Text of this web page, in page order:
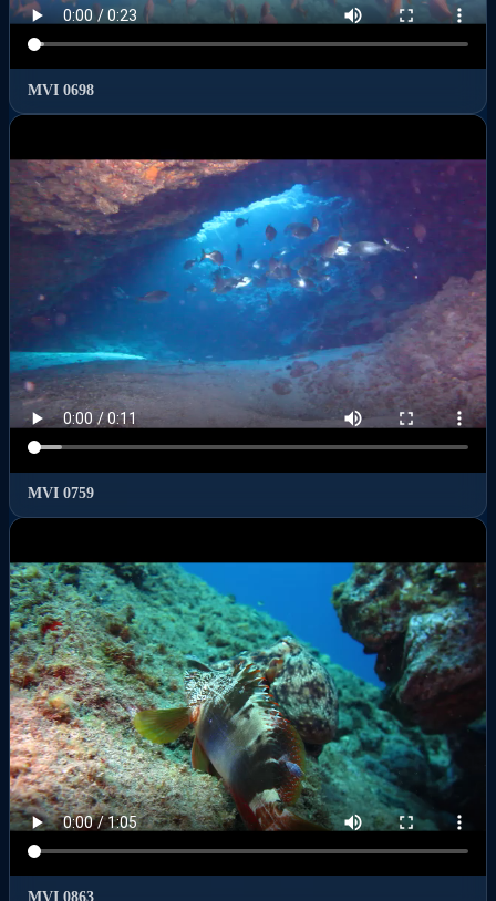
MVI 0698
MVI 0759
MVI 0863